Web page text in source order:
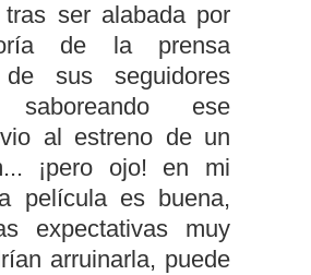
ser alabada por
de la prensa
de sus seguidores
saboreando ese
al estreno de un
¡pero ojo! en mi
película es buena,
expectativas muy
arruinarla, puede